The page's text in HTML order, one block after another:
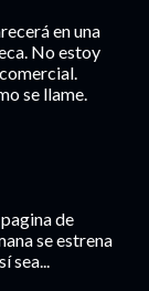
en una
No estoy
se llame.
de
se estrena
sea...